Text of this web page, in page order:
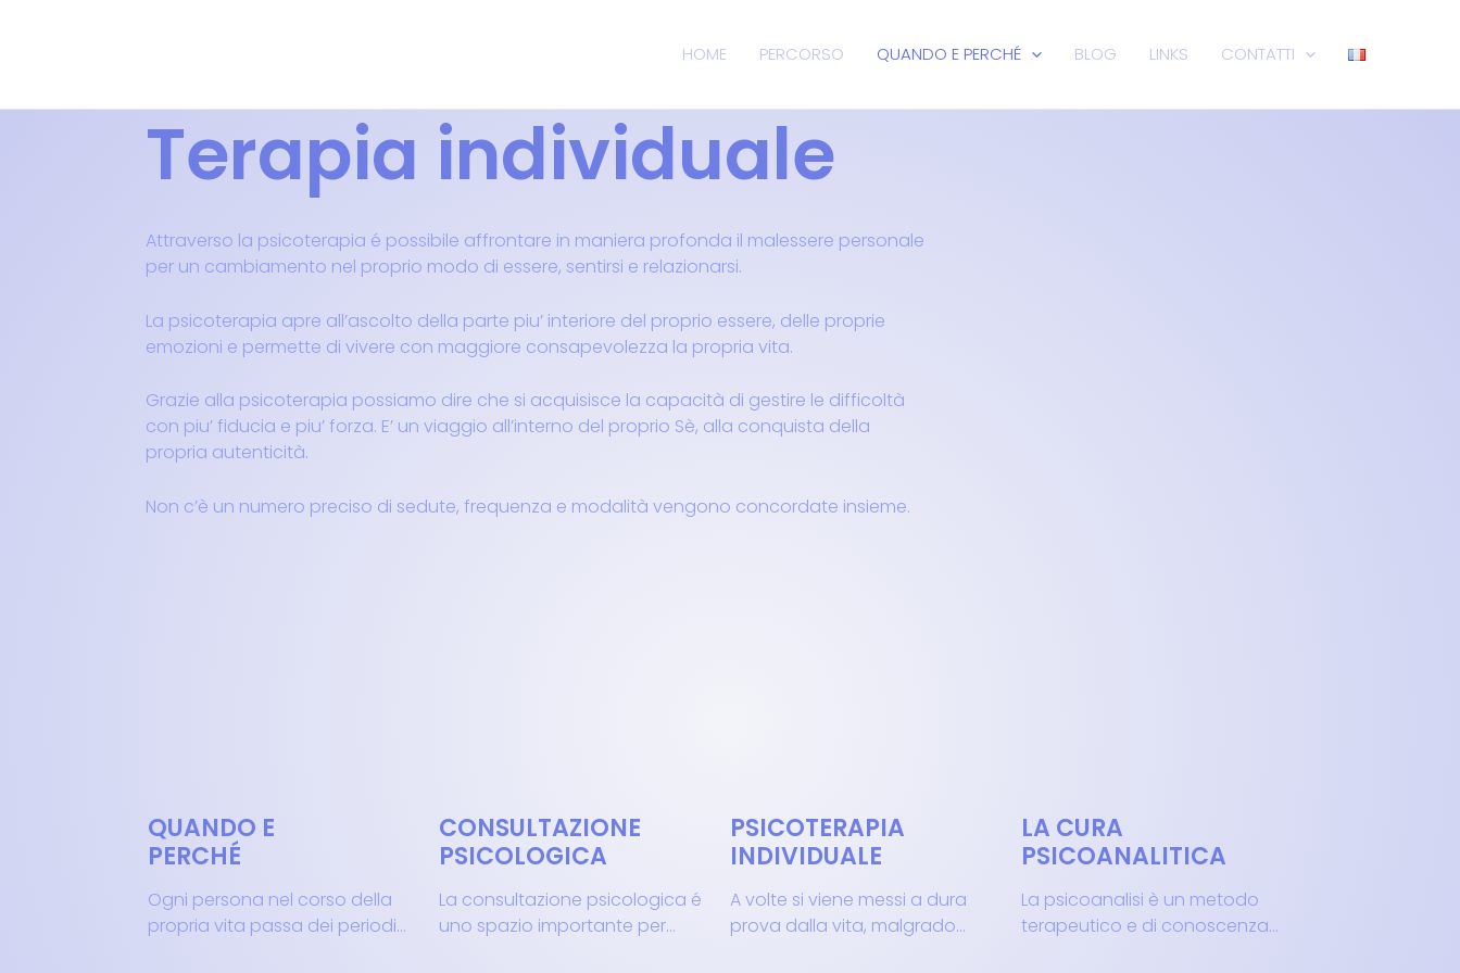
HOME PERCORSO QUANDO E PERCHÉ BLOG LINKS CONTATTI
Terapia individuale
Attraverso la psicoterapia é possibile affrontare in maniera profonda il malessere personale
per un cambiamento nel proprio modo di essere, sentirsi e relazionarsi.
La psicoterapia apre all’ascolto della parte piu’ interiore del proprio essere, delle proprie
emozioni e permette di vivere con maggiore consapevolezza la propria vita.
Grazie alla psicoterapia possiamo dire che si acquisisce la capacità di gestire le difficoltà
con piu’ fiducia e piu’ forza. E’ un viaggio all’interno del proprio Sè, alla conquista della
propria autenticità.
Non c’è un numero preciso di sedute, frequenza e modalità vengono concordate insieme.
QUANDO E
PERCHÉ
Ogni persona nel corso della
propria vita passa dei periodi...
CONSULTAZIONE
PSICOLOGICA
La consultazione psicologica é
uno spazio importante per...
PSICOTERAPIA
INDIVIDUALE
A volte si viene messi a dura
prova dalla vita, malgrado...
LA CURA
PSICOANALITICA
La psicoanalisi è un metodo
terapeutico e di conoscenza...